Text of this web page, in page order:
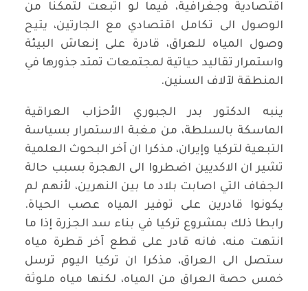
اقتصادية وجغرافية، فيما لو اتبعت لتمكنا من
الوصول الى تكامل اقتصادي مع الجارتين، يتيح
وصول المياه للعراق، قادرة على إنعاش البيئة
واستمرار تقاليد حياتية لمجتمعات تمتد جذورها في
المنطقة لآلاف السنين.
ينبه الدكتور بدر الجبوري الأحزاب العراقية
الماسكة بالسلطة، من مغبة الاستمرار بسياسة
التبعية لتركيا وإيران، مذكرا ان آخر البحوث العلمية
تشير ان الاكديين اضطروا الى الهجرة بسبب حالة
الجفاف التي اصابت بلاد ما بين النهرين، لأنهم لم
يكونوا قادرين على توفير المياه عصب الحياة.
رابطا ذلك بمشروع تركيا في بناء سد الجزرة إذا ما
انتهت منه، فانه قادر على قطع آخر قطرة مياه
ستصل الى العراق، مذكرا ان تركيا اليوم ترسل
خمس حصة العراق من المياه، لكنها مياه ملوثة